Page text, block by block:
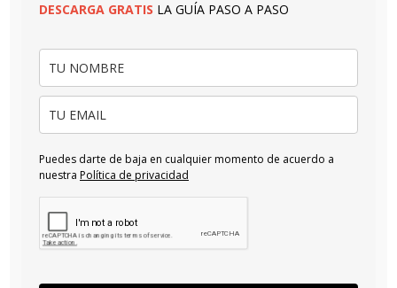
DESCARGA GRATIS LA GUÍA PASO A PASO
Puedes darte de baja en cualquier momento de acuerdo a
nuestra Política de privacidad